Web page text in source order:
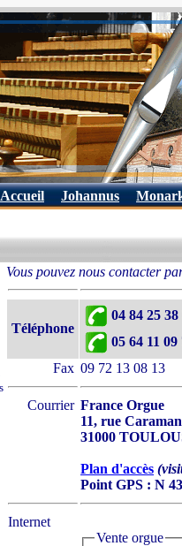
Accueil Johannus
Vous pouvez nous contacter
Téléphone
04 84 25 38
05 64 11 09
Fax 09 72 13 08 13
Courrier France Orgue
11, rue Caraman
31000
Plan d'accès
Point GPS : N
Internet
Vente orgue